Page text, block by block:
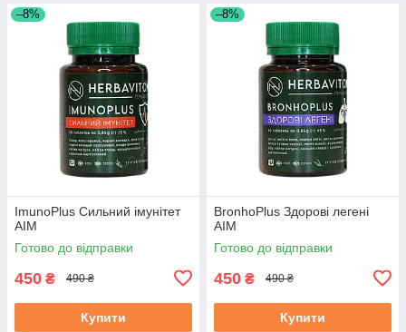
–8%
ImunoPlus Сильний імунітет
АІМ
Готово до відправки
450 ₴ 490 ₴
Купити
–8%
BronhoPlus Здорові легені
АІМ
Готово до відправки
450 ₴ 490 ₴
Купити